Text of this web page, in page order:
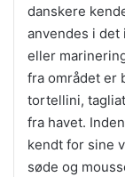
danskere
anvendes i det
eller
fra området er
tortellini,
fra havet.
kendt for sine
søde og